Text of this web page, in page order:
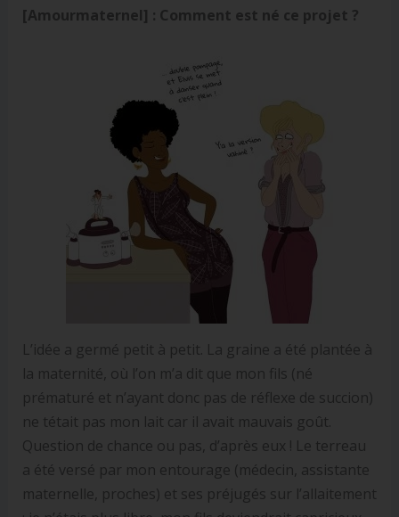
[Amourmaternel] : Comment est né ce projet ?
L’idée a germé petit à petit. La graine a été plantée à
la maternité, où l’on m’a dit que mon fils (né
prématuré et n’ayant donc pas de réflexe de succion)
ne tétait pas mon lait car il avait mauvais goût.
Question de chance ou pas, d’après eux ! Le terreau
a été versé par mon entourage (médecin, assistante
maternelle, proches) et ses préjugés sur l’allaitement